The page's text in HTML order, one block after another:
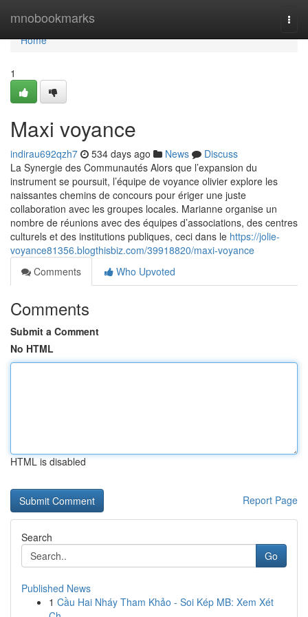
mnobookmarks
Home
Home
1
Maxi voyance
indirau692qzh7 534 days ago News
Discuss
La Synergie des Communautés Alors que l’expansion du
instrument se poursuit, l’équipe de voyance olivier explore les
naissantes chemins de concours pour ériger une juste
collaboration avec les groupes locales. Marianne organise un
nombre de réunions avec des équipes d’associations, des centres
culturels et des institutions publiques, ceci dans le https://jolie-
voyance81356.blogthisbiz.com/39918820/maxi-voyance
Comments
Who Upvoted
Comments
Submit a Comment
No HTML
HTML is disabled
Report Page
Search
Go
Published News
1 Cầu Hai Nháy Tham Khảo - Soi Kép MB: Xem Xét